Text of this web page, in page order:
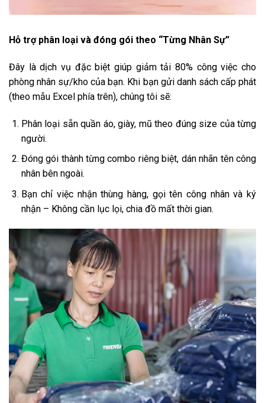
Hỗ trợ phân loại và đóng gói theo “Từng Nhân Sự”
Đây là dịch vụ đặc biệt giúp giảm tải 80% công việc cho
phòng nhân sự/kho của bạn. Khi bạn gửi danh sách cấp phát
(theo mẫu Excel phía trên), chúng tôi sẽ:
Phân loại sẵn quần áo, giày, mũ theo đúng size của từng
người.
Đóng gói thành từng combo riêng biệt, dán nhãn tên công
nhân bên ngoài.
Bạn chỉ việc nhận thùng hàng, gọi tên công nhân và ký
nhận – Không cần lục lọi, chia đồ mất thời gian.